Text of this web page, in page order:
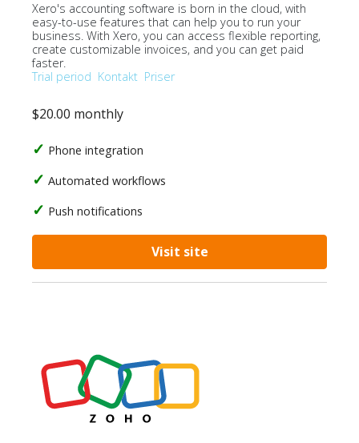
Xero's accounting software is born in the cloud, with
easy-to-use features that can help you to run your
business. With Xero, you can access flexible reporting,
create customizable invoices, and you can get paid
faster.
Trial period Kontakt Priser
$20.00 monthly
Phone integration
Automated workflows
Push notifications
Visit site